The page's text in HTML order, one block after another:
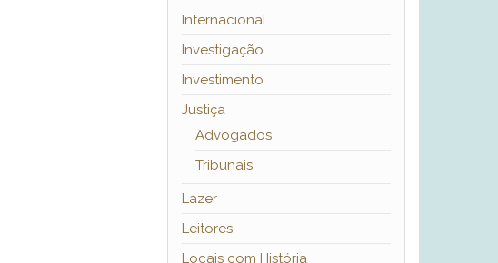
Internacional
Investigação
Investimento
Justiça
Advogados
Tribunais
Lazer
Leitores
Locais com História